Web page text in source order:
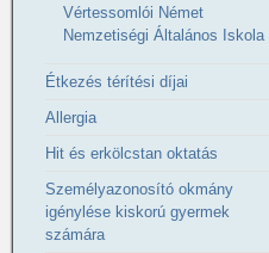
Vértessomlói Német
Nemzetiségi Általános Iskola
Étkezés térítési díjai
Allergia
Hit és erkölcstan oktatás
Személyazonosító okmány
igénylése kiskorú gyermek
számára